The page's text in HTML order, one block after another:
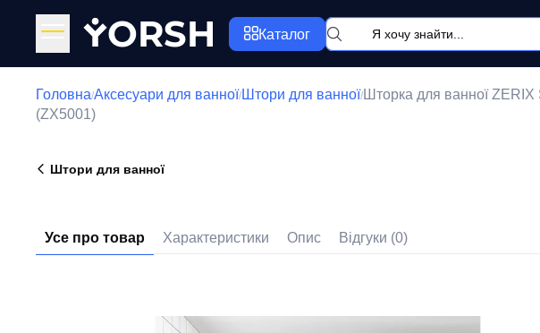
YORSH Каталог
Головна/Аксесуари для ванної/ Штори для ванної/ Шторка для ванної ZERIX
(ZX5001)
Штори для ванної
Усе про товар Характеристики Опис Відгуки (0)